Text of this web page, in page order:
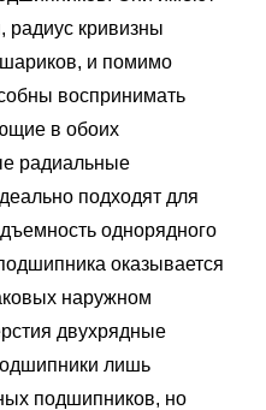
радиус кривизны
шариков, и помимо
воспринимать
в обоих
радиальные
подходят для
однорядного
оказывается
наружном
двухрядные
лишь
подшипников, но